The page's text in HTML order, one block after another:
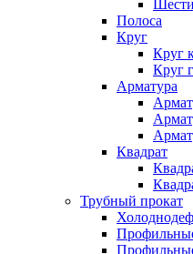
Полоса
Круг
Круг
Круг
Арматура
Квадрат
Трубный прокат